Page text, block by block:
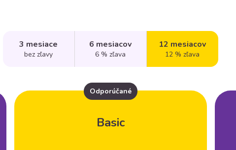
3 mesiace
bez zľavy
6 mesiacov
6 % zľava
12 mesiacov
12 % zľava
Basic
Odporúčané